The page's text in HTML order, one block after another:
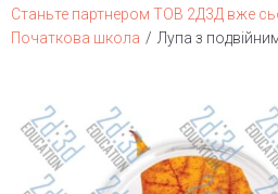
Станьте партнером ТОВ 2Д3Д вже
Початкова школа / Лупа з